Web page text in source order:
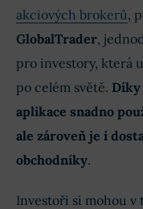
akciových brokerů,
GlobalTrader,
pro investory, která
po celém světě. Díky
aplikace snadno
ale zároveň je i
obchodníky.
Investoři si mohou v